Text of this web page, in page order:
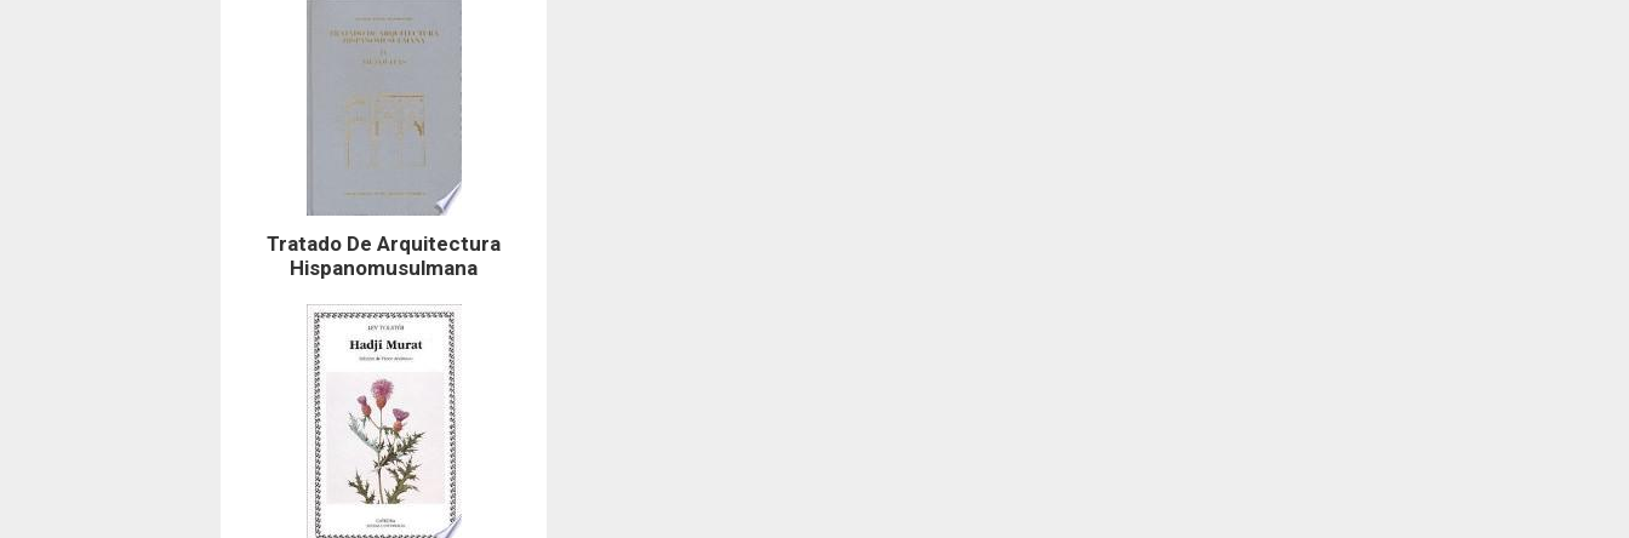
Tratado De Arquitectura
Hispanomusulmana